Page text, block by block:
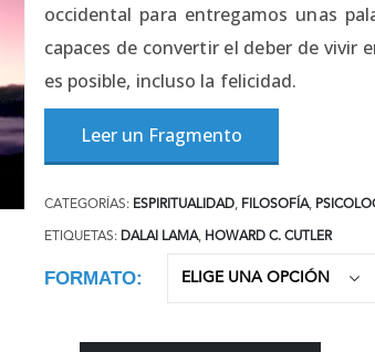
occidental para entregamos unas
capaces de convertir el deber de vivir
es posible, incluso la felicidad.
Leer un Fragmento
CATEGORÍAS: ESPIRITUALIDAD, FILOSOFÍA,
ETIQUETAS: DALAI LAMA, HOWARD C. CUTLER
FORMATO